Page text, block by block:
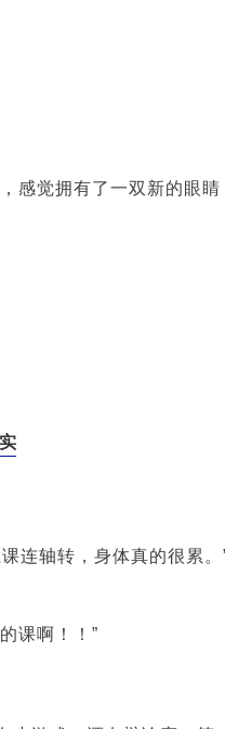
感觉拥有了一双新的眼睛
连轴转，身体真的很累。
课啊！！”